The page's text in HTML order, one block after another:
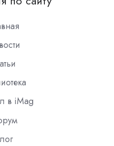
Slack
в iMag